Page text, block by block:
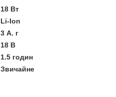
18 Вт
Li-Ion
3 А. г
18 В
1.5 годин
Звичайне